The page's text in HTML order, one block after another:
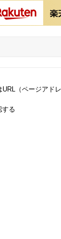
（ページアド
する